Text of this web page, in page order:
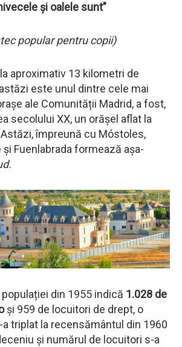
și oalele sunt”
popular pentru copii)
aproximativ 13 kilometri de
este unul dintre cele mai
ale Comunității Madrid, a fost,
secolului XX, un orășel aflat la
împreună cu Móstoles,
și Fuenlabrada formează așa-
din 1955 indică 1.028 de
și 959 de locuitori de drept, o
triplat la recensământul din 1960
și numărul de locuitori s-a